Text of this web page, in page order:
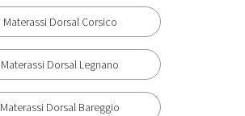
Materassi Dorsal Corsico
Materassi Dorsal Legnano
Materassi Dorsal Bareggio